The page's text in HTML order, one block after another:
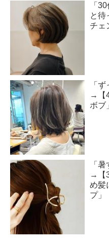
「
と待
チェ
「
→【
ボブ
「
→【
め髪
プ」